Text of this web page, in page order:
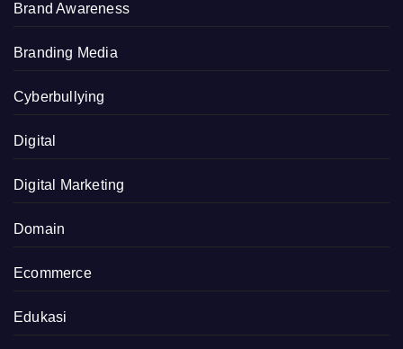
Brand Awareness
Branding Media
Cyberbullying
Digital
Digital Marketing
Domain
Ecommerce
Edukasi